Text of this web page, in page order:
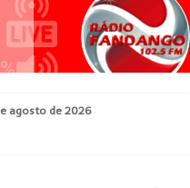
agosto de 2026